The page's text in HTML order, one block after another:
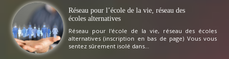
Réseau pour l’école de la vie, réseau des
écoles alternatives
Réseau pour l'école de la vie, réseau des écoles
alternatives (inscription en bas de page) Vous vous
sentez sûrement isolé dans...